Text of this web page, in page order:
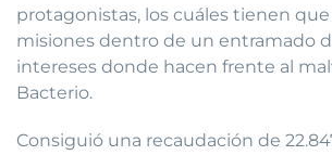
protagonistas, los cuáles tienen
misiones dentro de un entramado
intereses donde hacen frente al
Bacterio.
Consiguió una recaudación de